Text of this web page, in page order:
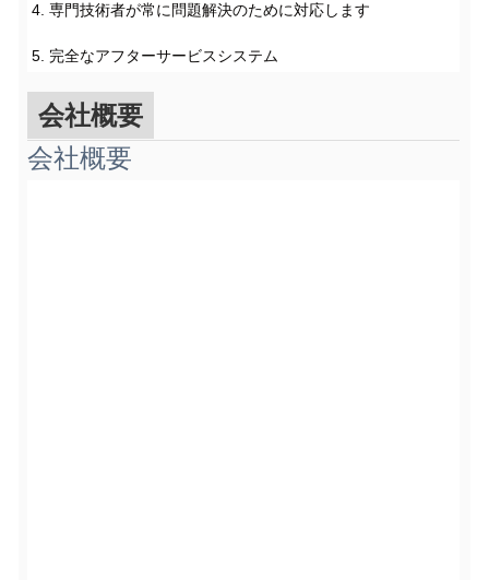
4. 専門技術者が常に問題解決のために対応します
5. 完全なアフターサービスシステム
会社概要
会社概要